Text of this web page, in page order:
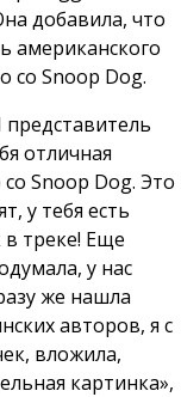
добавила, что
американского
со Snoop Dog.
отличная
Snoop Dog. Это
у тебя есть
в треке! Еще
у нас
же нашла
авторов, я с
вложила,
картинка»,